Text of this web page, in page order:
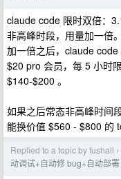
claude code 限时双倍：
非高峰时段，用量加一倍
加一倍之后，claude
$20 pro 会员，每 5 小时
$140-$200 。
如果之后常态非高峰时间
能换价值 $560 - $800 的
Replied to a topic by fushall ›
动调试+自动修 bug+自动部